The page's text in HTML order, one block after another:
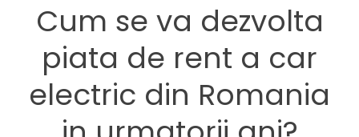
Cum se va dezvolta
piata de rent a car
electric din Romania